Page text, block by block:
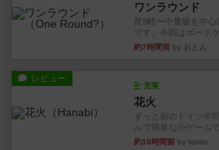
ワンラウンド
星5軽〜中量級を中心
です。今回はボードゲ
約7時間前 by おとん
レビュー
充実
花火
ずっと前のドイツ年
ルで簡単な小ゲーム
約10時間前 by tamio